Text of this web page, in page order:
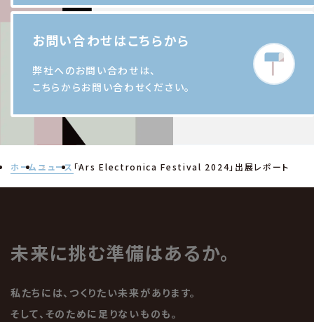
ご紹介
2025
03.19
大日本印刷とBIPROGY 「AIエージェント機
能を搭載したアバター」をノーコードで簡単
お問い合わせはこちらから
弊社へのお問い合わせは、
こちらからお問い合わせください。
ホーム ニュース 「Ars Electronica Festival 2024」出展レポート
未来に挑む準備はあるか。
私たちには、つくりたい未来があります。
そして、そのために足りないものも。